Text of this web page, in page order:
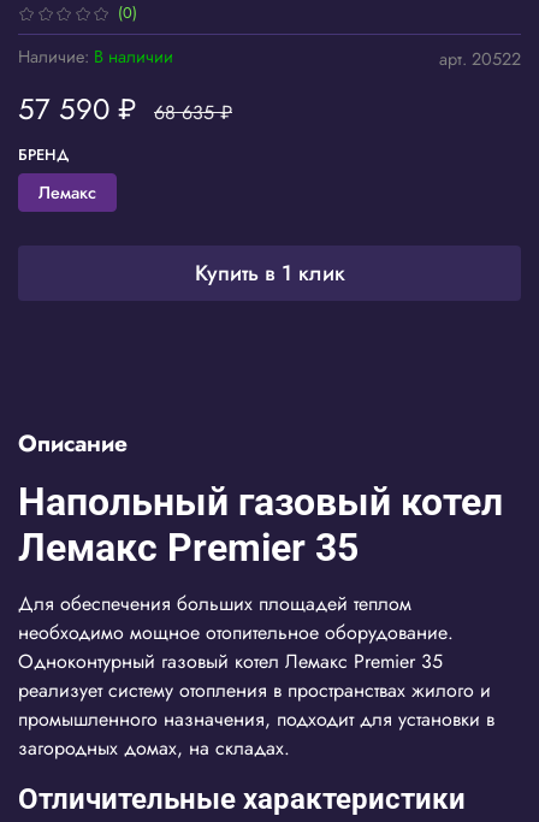
(0)
арт. 20522
Наличие: В наличии
57 590 ₽ 68 635 ₽
Купить в 1 клик
БРЕНД
Лемакс
Описание
Напольный газовый котел
Лемакс Premier 35
Для обеспечения больших площадей теплом
необходимо мощное отопительное оборудование.
Одноконтурный газовый котел Лемакс Premier 35
реализует систему отопления в пространствах жилого и
промышленного назначения, подходит для установки в
загородных домах, на складах.
Отличительные характеристики